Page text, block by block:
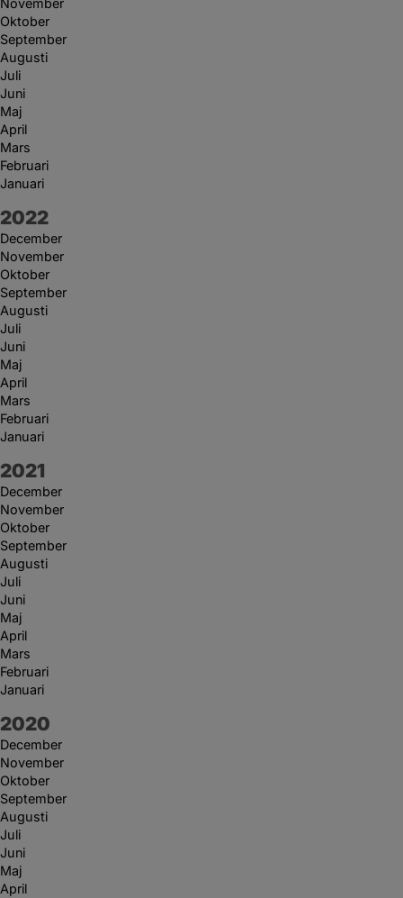
November
Oktober
September
Augusti
Juli
Juni
Maj
April
Mars
Februari
Januari
År:
2022
December
November
Oktober
September
Augusti
Juli
Juni
Maj
April
Mars
Februari
Januari
År:
2021
December
November
Oktober
September
Augusti
Juli
Juni
Maj
April
Mars
Februari
Januari
År:
2020
December
November
Oktober
September
Augusti
Juli
Juni
Maj
April